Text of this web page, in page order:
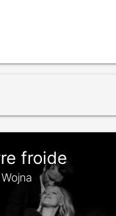
froide